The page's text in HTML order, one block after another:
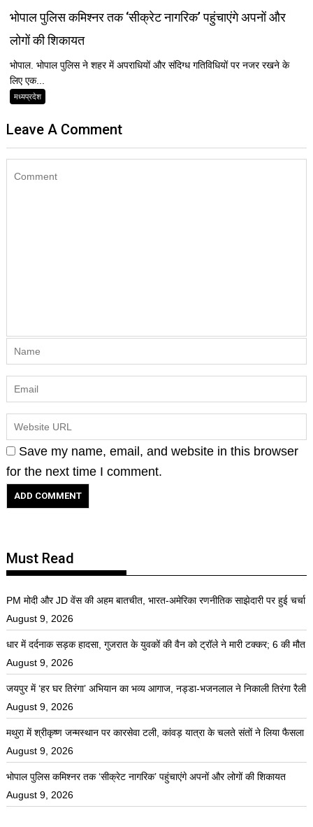
भोपाल पुलिस कमिश्नर तक ‘सीक्रेट नागरिक’ पहुंचाएंगे अपनों और
लोगों की शिकायत
भोपाल. भोपाल पुलिस ने शहर में अपराधियों और संदिग्ध गतिविधियों पर नजर रखने के
लिए एक...
मध्यप्रदेश
Leave A Comment
Save my name, email, and website in this browser
for the next time I comment.
Must Read
PM मोदी और JD वेंस की अहम बातचीत, भारत-अमेरिका रणनीतिक साझेदारी पर हुई चर्चा
August 9, 2026
धार में दर्दनाक सड़क हादसा, गुजरात के युवकों की वैन को ट्रॉले ने मारी टक्कर; 6 की मौत
August 9, 2026
जयपुर में ‘हर घर तिरंगा’ अभियान का भव्य आगाज, नड्डा-भजनलाल ने निकाली तिरंगा रैली
August 9, 2026
मथुरा में श्रीकृष्ण जन्मस्थान पर कारसेवा टली, कांवड़ यात्रा के चलते संतों ने लिया फैसला
August 9, 2026
भोपाल पुलिस कमिश्नर तक ‘सीक्रेट नागरिक’ पहुंचाएंगे अपनों और लोगों की शिकायत
August 9, 2026